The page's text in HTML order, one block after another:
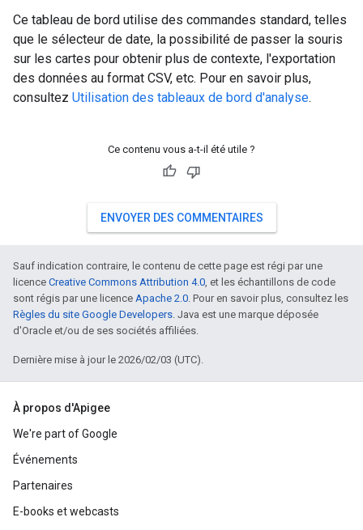
Ce tableau de bord utilise des commandes standard, telles
que le sélecteur de date, la possibilité de passer la souris
sur les cartes pour obtenir plus de contexte, l'exportation
des données au format CSV, etc. Pour en savoir plus,
consultez Utilisation des tableaux de bord d'analyse.
Ce contenu vous a-t-il été utile ?
ENVOYER DES COMMENTAIRES
Sauf indication contraire, le contenu de cette page est régi par une
licence Creative Commons Attribution 4.0, et les échantillons de code
sont régis par une licence Apache 2.0. Pour en savoir plus, consultez les
Règles du site Google Developers. Java est une marque déposée
d'Oracle et/ou de ses sociétés affiliées.
Dernière mise à jour le 2026/02/03 (UTC).
À propos d'Apigee
We're part of Google
Événements
Partenaires
E-books et webcasts